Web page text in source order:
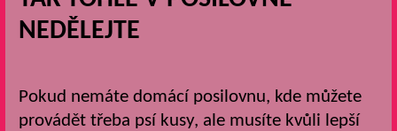
NEDĚLEJTE
Pokud nemáte domácí posilovnu, kde můžete
provádět třeba psí kusy, ale musíte kvůli lepší